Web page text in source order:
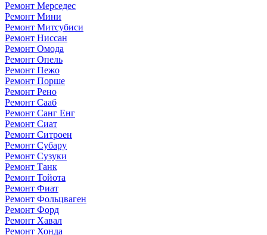
Ремонт Мерседес
Ремонт Мини
Ремонт Митсубиси
Ремонт Ниссан
Ремонт Омода
Ремонт Опель
Ремонт Пежо
Ремонт Порше
Ремонт Рено
Ремонт Сааб
Ремонт Санг Енг
Ремонт Сиат
Ремонт Ситроен
Ремонт Субару
Ремонт Сузуки
Ремонт Танк
Ремонт Тойота
Ремонт Фиат
Ремонт Фольцваген
Ремонт Форд
Ремонт Хавал
Ремонт Хонда